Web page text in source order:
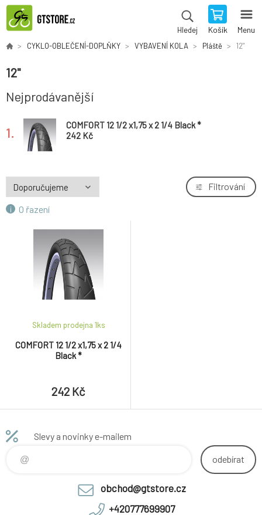
Hledej Košík Menu
CYKLO-OBLEČENÍ-DOPLŇKY VYBAVENÍ KOLA Pláště 12"
12"
Nejprodávanější
1.
COMFORT 12 1/2 x1,75 x 2 1/4 Black *
242 Kč
O řazení
Filtrování
COMFORT 12 1/2 x1,75 x 2 1/4
Black *
Skladem prodejna 1ks
242 Kč
Slevy a novinky e-mailem
odebírat
obchod@gtstore.cz
+420777699907